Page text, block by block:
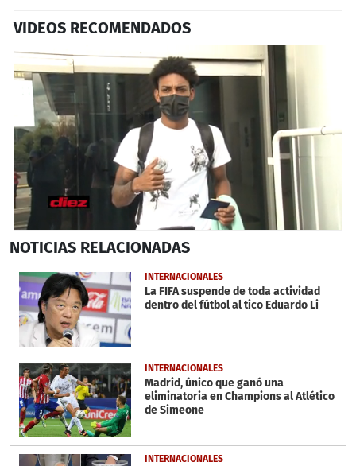
VIDEOS RECOMENDADOS
seconds
54
seconds
NOTICIAS RELACIONADAS
INTERNACIONALES
La FIFA suspende de toda actividad
dentro del fútbol al tico Eduardo Li
INTERNACIONALES
Madrid, único que ganó una
eliminatoria en Champions al Atlético
de Simeone
INTERNACIONALES